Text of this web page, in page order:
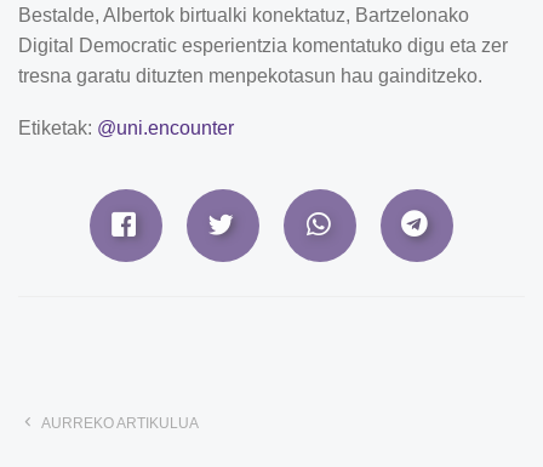
Bestalde, Albertok birtualki konektatuz, Bartzelonako
Digital Democratic esperientzia komentatuko digu eta zer
tresna garatu dituzten menpekotasun hau gainditzeko.
Etiketak: @uni.encounter
AURREKO ARTIKULUA